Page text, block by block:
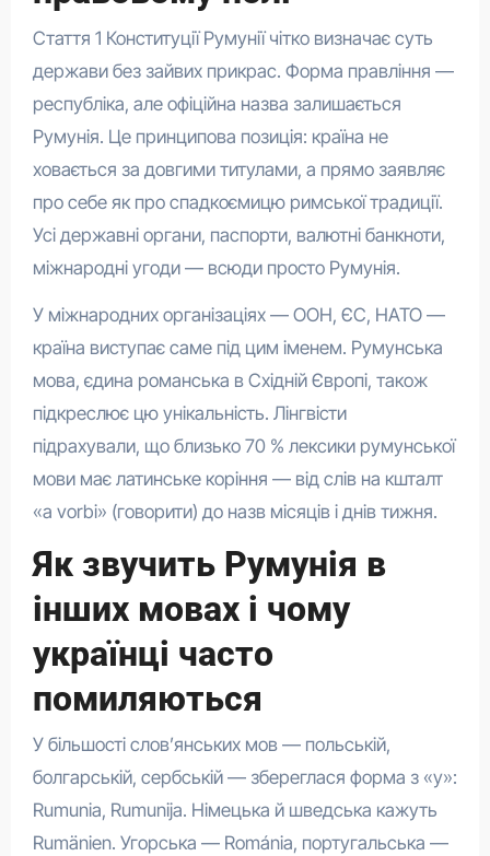
Стаття 1 Конституції Румунії чітко визначає суть
держави без зайвих прикрас. Форма правління —
республіка, але офіційна назва залишається
Румунія. Це принципова позиція: країна не
ховається за довгими титулами, а прямо заявляє
про себе як про спадкоємицю римської традиції.
Усі державні органи, паспорти, валютні банкноти,
міжнародні угоди — всюди просто Румунія.
У міжнародних організаціях — ООН, ЄС, НАТО —
країна виступає саме під цим іменем. Румунська
мова, єдина романська в Східній Європі, також
підкреслює цю унікальність. Лінгвісти
підрахували, що близько 70 % лексики румунської
мови має латинське коріння — від слів на кшталт
«a vorbi» (говорити) до назв місяців і днів тижня.
Як звучить Румунія в
інших мовах і чому
українці часто
помиляються
У більшості слов’янських мов — польській,
болгарській, сербській — збереглася форма з «у»:
Rumunia, Rumunija. Німецька й шведська кажуть
Rumänien. Угорська — Románia, португальська —